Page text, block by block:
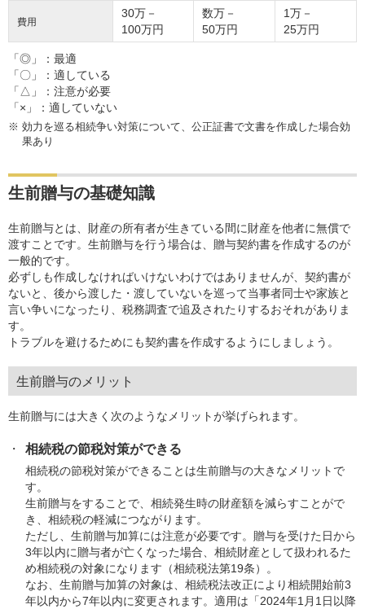
費用
30万－
100万円
数万－
50万円
1万－
25万円
「◎」：最適
「〇」：適している
「△」：注意が必要
「×」：適していない
※ 効力を巡る相続争い対策について、公正証書で文書を作成した場合効
果あり
生前贈与の基礎知識
生前贈与とは、財産の所有者が生きている間に財産を他者に無償で
渡すことです。生前贈与を行う場合は、贈与契約書を作成するのが
一般的です。
必ずしも作成しなければいけないわけではありませんが、契約書が
ないと、後から渡した・渡していないを巡って当事者同士や家族と
言い争いになったり、税務調査で追及されたりするおそれがありま
す。
トラブルを避けるためにも契約書を作成するようにしましょう。
生前贈与のメリット
生前贈与には大きく次のようなメリットが挙げられます。
相続税の節税対策ができる
相続税の節税対策ができることは生前贈与の大きなメリットで
す。
生前贈与をすることで、相続発生時の財産額を減らすことがで
き、相続税の軽減につながります。
ただし、生前贈与加算には注意が必要です。贈与を受けた日から
3年以内に贈与者が亡くなった場合、相続財産として扱われるた
め相続税の対象になります（相続税法第19条）。
なお、生前贈与加算の対象は、相続税法改正により相続開始前3
年以内から7年以内に変更されます。適用は「2024年1月1日以降